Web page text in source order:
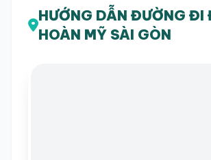
HƯỚNG DẪN ĐƯỜNG ĐI
HOÀN MỸ SÀI GÒN